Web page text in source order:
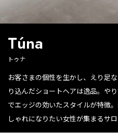
Túna
トゥナ
お客さまの個性を生かし、えり足
り込んだショートヘアは逸品。や
でエッジの効いたスタイルが特徴
しゃれになりたい女性が集まるサロ